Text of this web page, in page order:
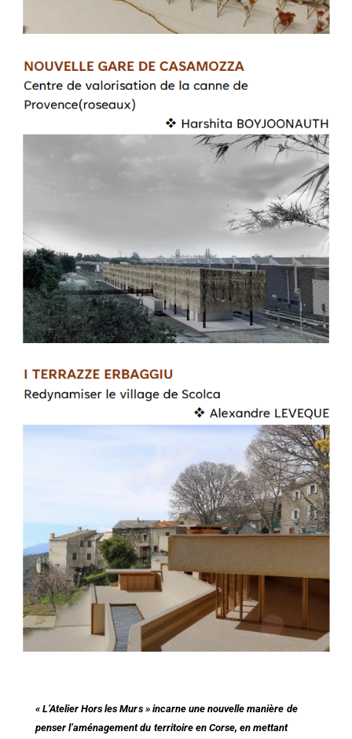
« L’Atelier Hors les Murs » incarne une nouvelle manière de
penser l’aménagement du territoire en Corse, en mettant